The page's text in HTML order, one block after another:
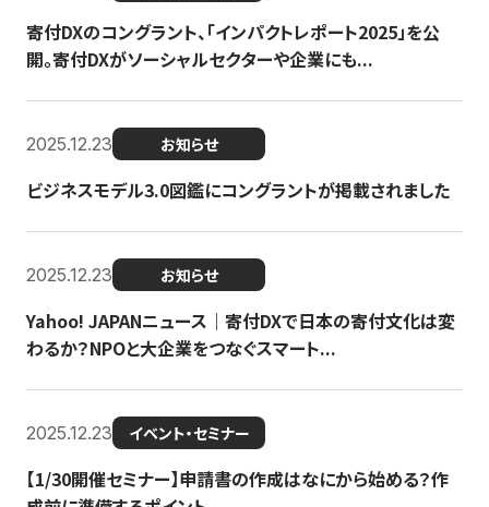
寄付DXのコングラント、「インパクトレポート2025」を公
開。寄付DXがソーシャルセクターや企業にも...
2025.12.23 お知らせ
ビジネスモデル3.0図鑑にコングラントが掲載されました
2025.12.23 お知らせ
Yahoo! JAPANニュース｜寄付DXで日本の寄付文化は変
わるか？NPOと大企業をつなぐスマート...
2025.12.23 イベント・セミナー
【1/30開催セミナー】申請書の作成はなにから始める？作